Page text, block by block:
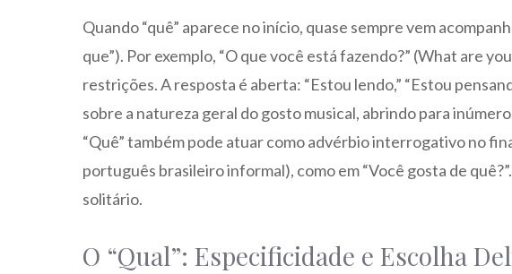
Quando “quê” aparece no início, quase sempre vem
que”). Por exemplo, “O que você está fazendo?” (What are
restrições. A resposta é aberta: “Estou lendo,” “Estou
sobre a natureza geral do gosto musical, abrindo para
“Quê” também pode atuar como advérbio interrogativo no
português brasileiro informal), como em “Você gosta de
solitário.
O “Qual”: Especificidade e Escolha